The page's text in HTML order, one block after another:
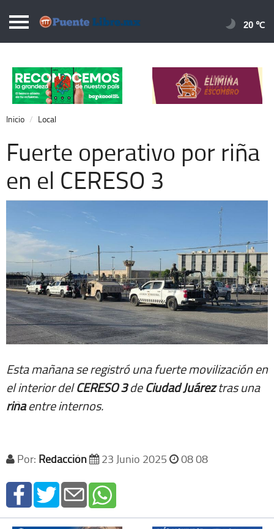
Puentelibre.mx
Local
Nacional
Opinión
Cronos
Economía
Espectáculos
20 ℃
Inicio Local
Fuerte operativo por riña
en el CERESO 3
Esta mañana se registró una fuerte movilización en
el interior delCERESO 3deCiudad Juáreztras una
riñaentre internos.
Por: Redacción 23 Junio 2025 08 08